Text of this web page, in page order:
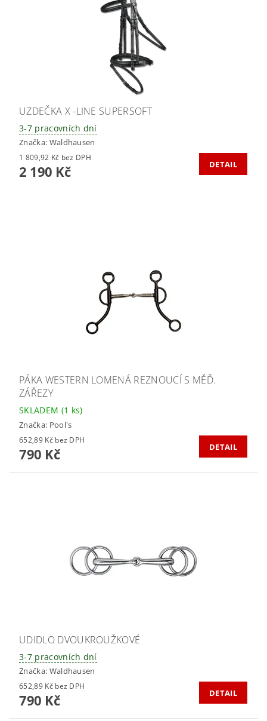
UZDEČKA X -LINE SUPERSOFT
3-7 pracovních dní
Značka: Waldhausen
1 809,92 Kč bez DPH
2 190 Kč DETAIL
PÁKA WESTERN LOMENÁ REZNOUCÍ S MĚĎ.
ZÁŘEZY
SKLADEM (1 ks)
Značka: Pool's
652,89 Kč bez DPH
790 Kč DETAIL
UDIDLO DVOUKROUŽKOVÉ
3-7 pracovních dní
Značka: Waldhausen
652,89 Kč bez DPH
790 Kč DETAIL